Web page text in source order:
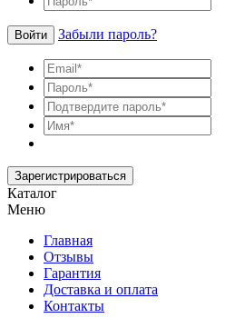
Войти Забыли пароль?
Зарегистрироваться
Каталог
Меню
Главная
Отзывы
Гарантия
Доставка и оплата
Контакты